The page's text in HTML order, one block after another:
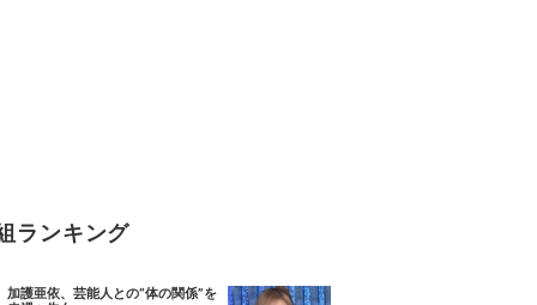
ランキング
加護亜依、芸能人との“体の関係”を